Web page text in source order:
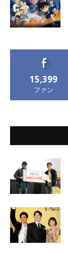
15,399
ファン